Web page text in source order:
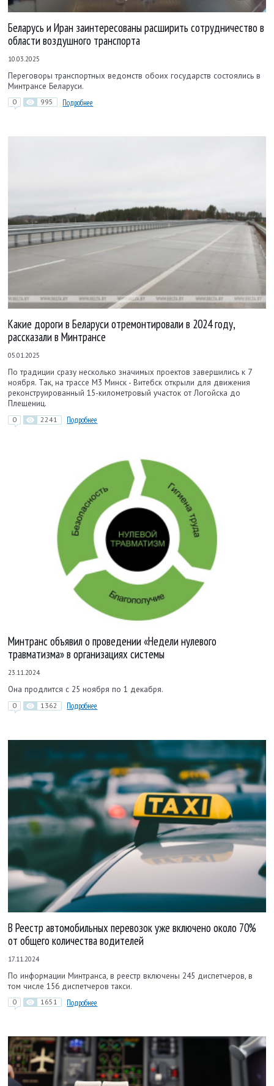
Беларусь и Иран заинтересованы расширить сотрудничество в
области воздушного транспорта
10.03.2025
Переговоры транспортных ведомств обоих государств состоялись в
Минтрансе Беларуси.
0 995 Подробнее
Какие дороги в Беларуси отремонтировали в 2024 году,
рассказали в Минтрансе
05.01.2025
По традиции сразу несколько значимых проектов завершились к 7
ноября. Так, на трассе М3 Минск - Витебск открыли для движения
реконструированный 15-километровый участок от Логойска до
Плещениц.
0 2241 Подробнее
Минтранс объявил о проведении «Недели нулевого
травматизма» в организациях системы
23.11.2024
Она продлится с 25 ноября по 1 декабря.
0 1362 Подробнее
В Реестр автомобильных перевозок уже включено около 70%
от общего количества водителей
17.11.2024
По информации Минтранса, в реестр включены 245 диспетчеров, в
том числе 156 диспетчеров такси.
0 1651 Подробнее